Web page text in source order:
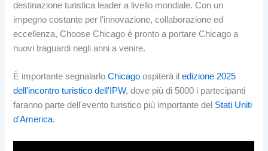
destinazione turistica leader a livello mondiale. Con un
impegno costante per l’innovazione, collaborazione ed
eccellenza, Choose Chicago è pronto a portare Chicago a
nuovi traguardi negli anni a venire.
È importante segnalarloChicago ospiterà iledizione 2025
dell'incontro turistico dell'IPW, dove più di 5000 i partecipanti
faranno parte dell'evento turistico più importante del Stati Uniti
d'America.